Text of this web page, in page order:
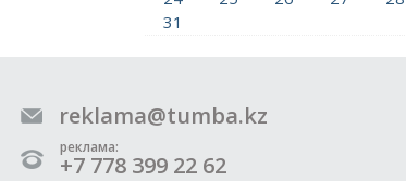
31
reklama@tumba.kz
реклама:
+7 778 399 22 62